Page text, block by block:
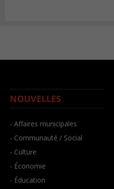
NOUVELLES
- Affaires municipales
- Communauté / Social
- Culture
- Économie
- Éducation